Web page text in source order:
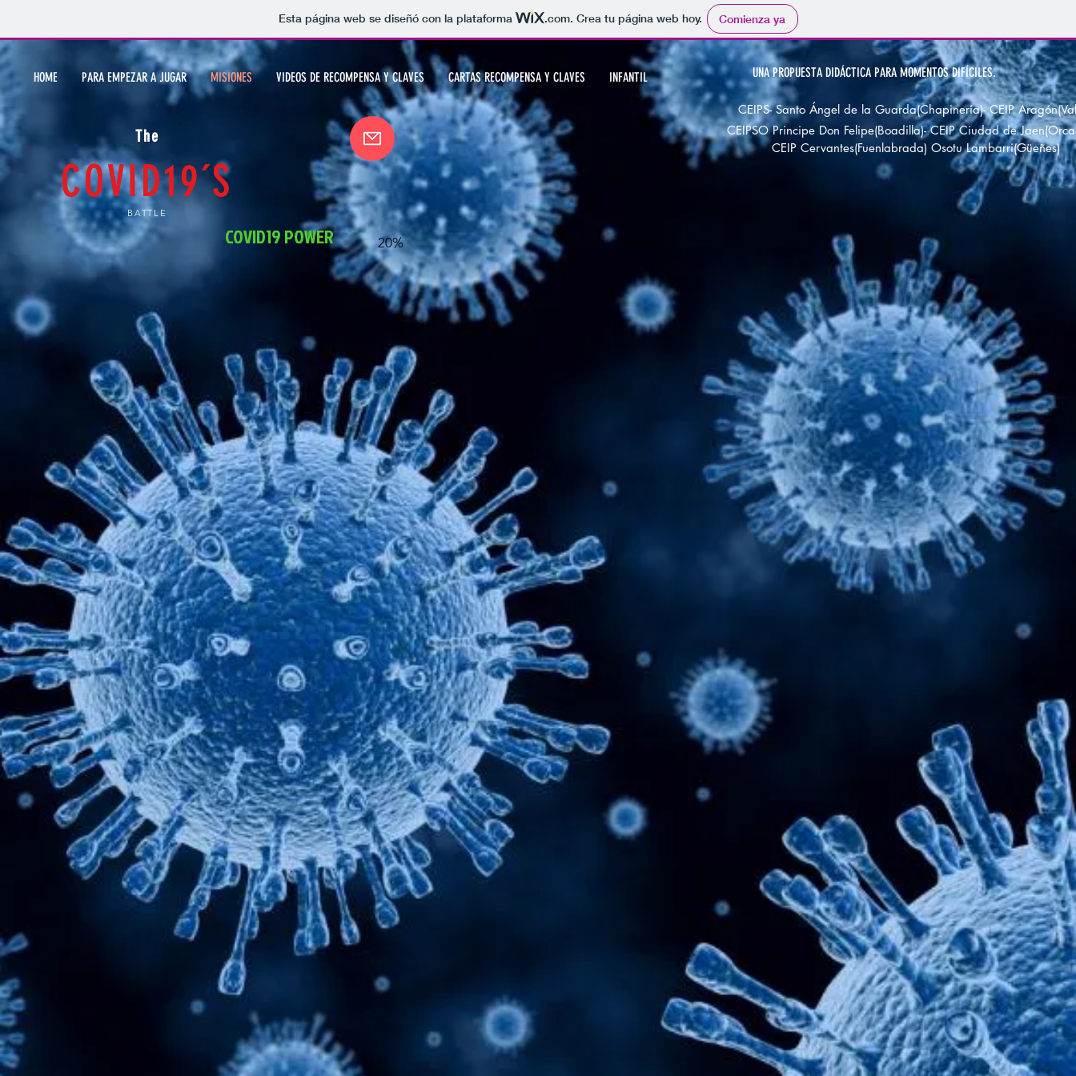
Esta página web se diseñó con la plataforma .com. Crea tu página web hoy. Comienza ya
HOME PARA EMPEZAR A JUGAR MISIONES VIDEOS DE RECOMPENSA Y CLAVES CARTAS RECOMPENSA Y CLAVES INFANTIL
CEIPS- Santo Ángel de la Guarda(Chapinería)- CEIP
UNA PROPUESTA DIDÁCTICA PARA MOMENTOS DIFÍCILES.
The
COVID19´S
BATTLE
CEIPSO Principe Don Felipe(Boadilla)- CEIP Ciudad de
CEIP Cervantes(Fuenlabrada) Osotu Lambarri(Güeñes)
20%
COVID19 POWER
COVID19´S